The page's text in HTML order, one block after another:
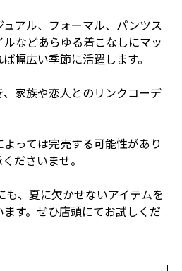
アル、フォーマル、パンツス
などあらゆる着こなしにマッ
幅広い季節に活躍します。
家族や恋人とのリンクコーデ
っては完売する可能性があり
ださいませ。
、夏に欠かせないアイテムを
す。ぜひ店頭にてお試しくだ